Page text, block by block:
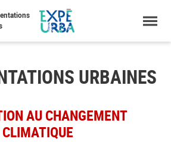
URBAINES
AU CHANGEMENT
CLIMATIQUE